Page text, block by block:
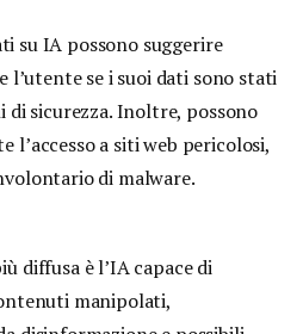
su IA possono suggerire
l’utente se i suoi dati sono stati
di sicurezza. Inoltre, possono
l’accesso a siti web pericolosi,
di malware.
diffusa è l’IA capace di
manipolati,